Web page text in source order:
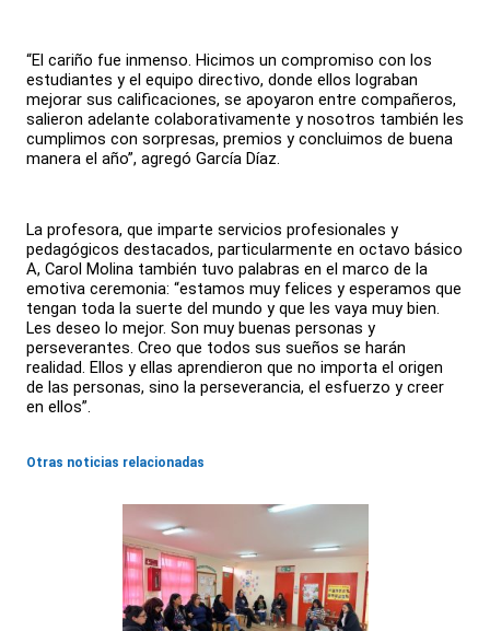
“El cariño fue inmenso. Hicimos un compromiso con los
estudiantes y el equipo directivo, donde ellos lograban
mejorar sus calificaciones, se apoyaron entre compañeros,
salieron adelante colaborativamente y nosotros también les
cumplimos con sorpresas, premios y concluimos de buena
manera el año”, agregó García Díaz.
La profesora, que imparte servicios profesionales y
pedagógicos destacados, particularmente en octavo básico
A, Carol Molina también tuvo palabras en el marco de la
emotiva ceremonia: “estamos muy felices y esperamos que
tengan toda la suerte del mundo y que les vaya muy bien.
Les deseo lo mejor. Son muy buenas personas y
perseverantes. Creo que todos sus sueños se harán
realidad. Ellos y ellas aprendieron que no importa el origen
de las personas, sino la perseverancia, el esfuerzo y creer
en ellos”.
Otras noticias relacionadas